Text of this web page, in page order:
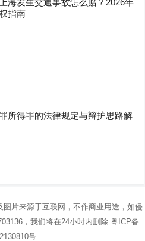
海发生交通事故怎么赔？2026年
指南
所得罪的法律规定与辩护思路解
图片来源于互联网，不作商业用途，如侵
，我们将在24小时内删除粤ICP备
号